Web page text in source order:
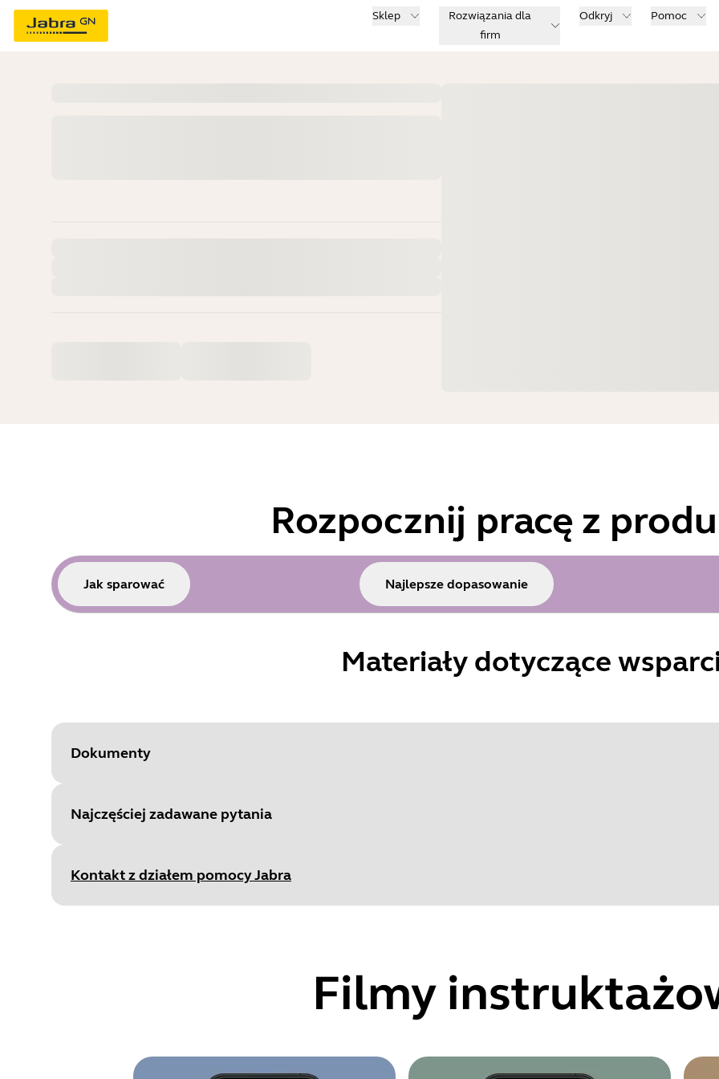
Sklep
Rozwiązania dla
firm
Odkryj Pomoc
Rozpocznij pracę z
Jak sparować Najlepsze dopasowanie
Materiały dotyczące
Dokumenty
Document Podręcznik użytkownika
Type pdf
Language Angielski
Najczęściej zadawane pytania
Kontakt z działem pomocy Jabra
Filmy